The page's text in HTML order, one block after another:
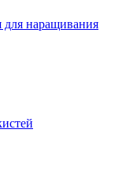
наращивания